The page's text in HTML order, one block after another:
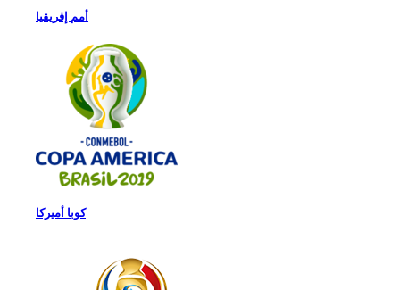
أمم إفريقيا
كوبا أميركا